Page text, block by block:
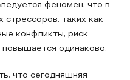
феномен, что в
стрессоров, таких как
конфликты, риск
одинаково.
что сегодняшняя